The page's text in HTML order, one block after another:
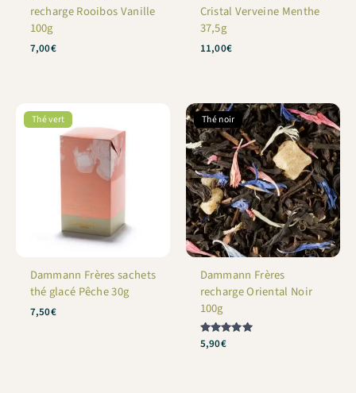
recharge Rooibos Vanille
100g
7,00€
Cristal Verveine Menthe
37,5g
11,00€
Thé vert
Dammann Frères sachets
thé glacé Pêche 30g
7,50€
Thé noir
Dammann Frères
recharge Oriental Noir
100g
Note
5,90€